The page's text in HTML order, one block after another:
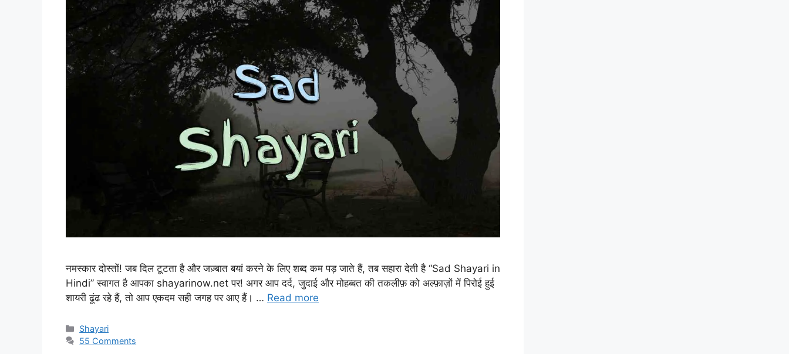
नमस्कार दोस्तों! जब दिल टूटता है और जज़्बात बयां करने के लिए शब्द कम पड़ जाते हैं, तब सहारा देती है “Sad Shayari in
Hindi” स्वागत है आपका shayarinow.net पर! अगर आप दर्द, जुदाई और मोहब्बत की तकलीफ़ को अल्फ़ाज़ों में पिरोई हुई
शायरी ढूंढ रहे हैं, तो आप एकदम सही जगह पर आए हैं। … Read more
Categories
Shayari
55 Comments